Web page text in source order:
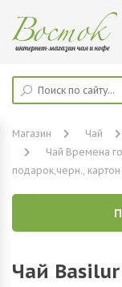
Магазин Чай
Чай Времена
подарок,черн., картон
Чай